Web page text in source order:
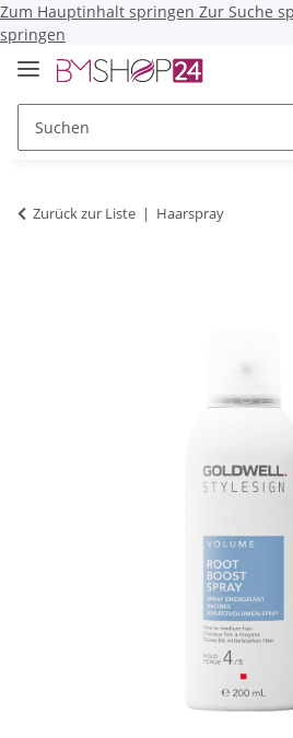
Zum Hauptinhalt springen Zur Suche
springen
Zurück zur Liste Haarspray